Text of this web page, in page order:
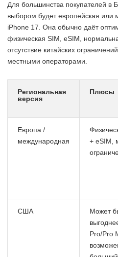
Для большинства покупателей в
выбором будет европейская или
iPhone 17. Она обычно даёт
физическая SIM, eSIM,
отсутствие китайских
местными операторами.
Региональная
версия
Плюсы
Европа /
международная
+ eSIM,
США
Может
Pro/Pro